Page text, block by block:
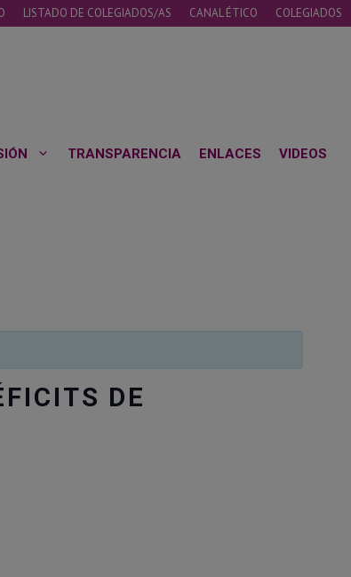
LISTADO DE COLEGIADOS/AS CANAL ÉTICO COLEGIADOS
TRANSPARENCIA ENLACES VIDEOS
DE